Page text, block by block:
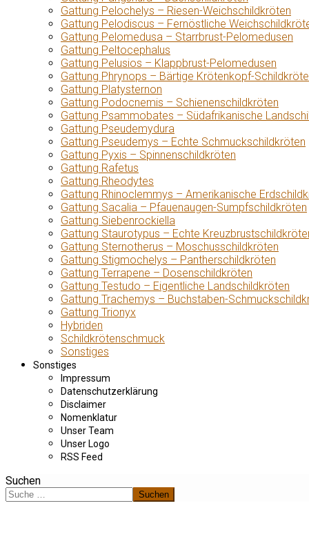
Gattung Pelochelys – Riesen-Weichschildkröten
Gattung Pelodiscus – Fernöstliche
Gattung Pelomedusa – Starrbrust-Pelomedusen
Gattung Peltocephalus
Gattung Pelusios – Klappbrust-Pelomedusen
Gattung Phrynops – Bärtige Krötenkopf-
Gattung Platysternon
Gattung Podocnemis – Schienenschildkröten
Gattung Psammobates – Südafrikanische
Gattung Pseudemydura
Gattung Pseudemys – Echte Schmuckschildkröten
Gattung Pyxis – Spinnenschildkröten
Gattung Rafetus
Gattung Rheodytes
Gattung Rhinoclemmys – Amerikanische
Gattung Sacalia – Pfauenaugen-Sumpfschildkröten
Gattung Siebenrockiella
Gattung Staurotypus – Echte
Gattung Sternotherus – Moschusschildkröten
Gattung Stigmochelys – Pantherschildkröten
Gattung Terrapene – Dosenschildkröten
Gattung Testudo – Eigentliche Landschildkröten
Gattung Trachemys – Buchstaben-
Gattung Trionyx
Hybriden
Schildkrötenschmuck
Sonstiges
Sonstiges
Impressum
Datenschutzerklärung
Disclaimer
Nomenklatur
Unser Team
Unser Logo
RSS Feed
Suchen
Suchen